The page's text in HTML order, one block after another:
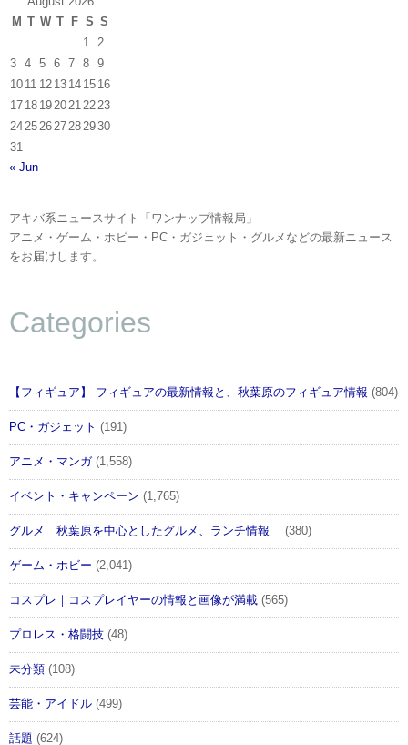
M T W T F S S
1
2
3
4 5 6 7 8
9
10 11 12 13 14 15 16
17 18 1920212223
24252627282930
31
« Jun
アキバ系ニュースサイト「ワンナップ情報局」
アニメ・ゲーム・ホビー・PC・ガジェット・グルメなどの最新ニュース
をお届けします。
Categories
【フィギュア】 フィギュアの最新情報と、秋葉原のフィギュア情報 (804)
PC・ガジェット (191)
アニメ・マンガ(1,558)
イベント・キャンペーン (1,765)
グルメ 秋葉原を中心としたグルメ、ランチ情報 (380)
ゲーム・ホビー (2,041)
コスプレ｜コスプレイヤーの情報と画像が満載 (565)
プロレス・格闘技 (48)
未分類 (108)
芸能・アイドル (499)
話題 (624)